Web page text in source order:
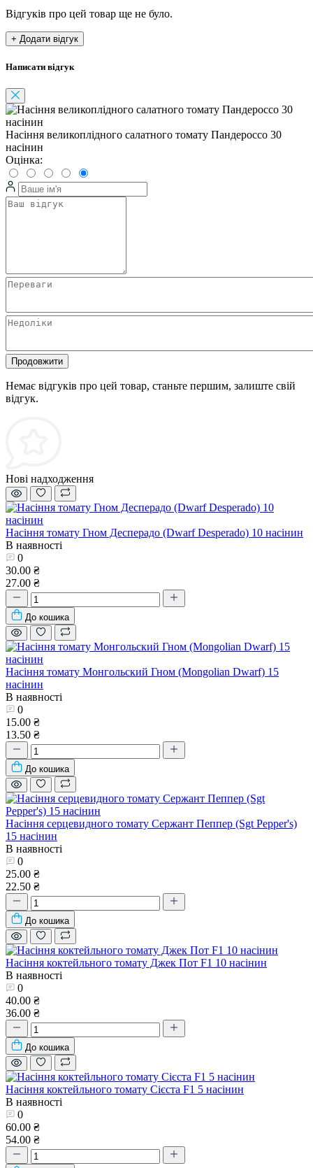
Відгуків про цей товар ще не було.
+ Додати відгук
Написати відгук
Насіння великоплідного салатного томату Пандероссо 30
насінин
Оцінка:
Продовжити
Немає відгуків про цей товар, станьте першим, залиште свій
відгук.
Нові надходження
Насіння томату Гном Десперадо (Dwarf Desperado) 10 насінин
В наявності
0
30.00 ₴
27.00 ₴
До кошика
Насіння томату Монгольский Гном (Mongolian Dwarf) 15
насінин
В наявності
0
15.00 ₴
13.50 ₴
До кошика
Насіння серцевидного томату Сержант Пеппер (Sgt Pepper's)
15 насінин
В наявності
0
25.00 ₴
22.50 ₴
До кошика
Насіння коктейльного томату Джек Пот F1 10 насінин
В наявності
0
40.00 ₴
36.00 ₴
До кошика
Насіння коктейльного томату Сієста F1 5 насінин
В наявності
0
60.00 ₴
54.00 ₴